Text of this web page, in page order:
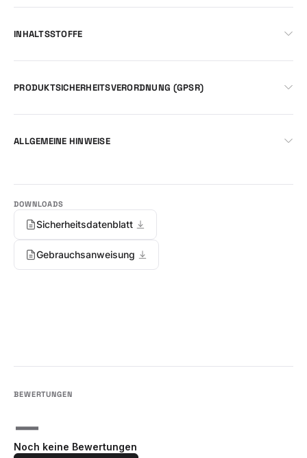
INHALTSSTOFFE
PRODUKTSICHERHEITSVERORDNUNG (GPSR)
ALLGEMEINE HINWEISE
Sicherheitsdatenblatt
Gebrauchsanweisung
—
Noch keine Bewertungen